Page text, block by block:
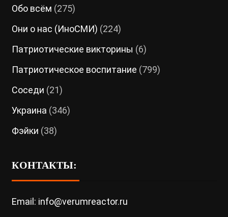
Обо всём (275)
Они о нас (ИноСМИ) (224)
Патриотические викторины (6)
Патриотическое воспитание (799)
Соседи (21)
Украина (346)
Фэйки (38)
КОНТАКТЫ:
Email: info@verumreactor.ru